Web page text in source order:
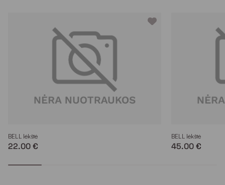
BELL lėkštė
22.00 €
BELL lėkštė
45.00 €